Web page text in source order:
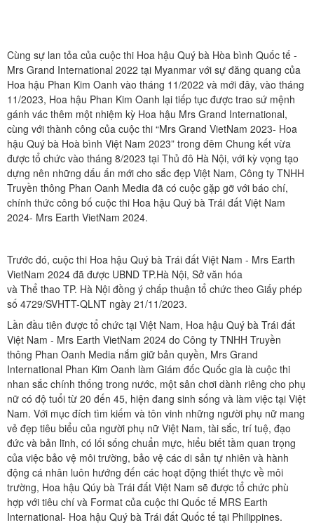
Cùng sự lan tỏa của cuộc thi Hoa hậu Quý bà Hòa bình Quốc tế -
Mrs Grand International 2022 tại Myanmar với sự đăng quang của
Hoa hậu Phan Kim Oanh vào tháng 11/2022 và mới đây, vào tháng
11/2023, Hoa hậu Phan Kim Oanh lại tiếp tục được trao sứ mệnh
gánh vác thêm một nhiệm kỳ Hoa hậu Mrs Grand International,
cùng với thành công của cuộc thi “Mrs Grand VietNam 2023- Hoa
hậu Quý bà Hoà bình Việt Nam 2023” trong đêm Chung kết vừa
được tổ chức vào tháng 8/2023 tại Thủ đô Hà Nội, với kỳ vọng tạo
dựng nên những dấu ấn mới cho sắc đẹp Việt Nam, Công ty TNHH
Truyền thông Phan Oanh Media đã có cuộc gặp gỡ với báo chí,
chính thức công bố cuộc thi Hoa hậu Quý bà Trái đất Việt Nam
2024- Mrs Earth VietNam 2024.
Trước đó, cuộc thi Hoa hậu Quý bà Trái đất Việt Nam - Mrs Earth
VietNam 2024 đã được UBND TP.Hà Nội, Sở văn hóa
và Thể thao TP. Hà Nội đồng ý chấp thuận tổ chức theo Giấy phép
số 4729/SVHTT-QLNT ngày 21/11/2023.
Lần đầu tiên được tổ chức tại Việt Nam, Hoa hậu Quý bà Trái đất
Việt Nam - Mrs Earth VietNam 2024 do Công ty TNHH Truyền
thông Phan Oanh Media nắm giữ bản quyền, Mrs Grand
International Phan Kim Oanh làm Giám đốc Quốc gia là cuộc thi
nhan sắc chính thống trong nước, một sân chơi dành riêng cho phụ
nữ có độ tuổi từ 20 đến 45, hiện đang sinh sống và làm việc tại Việt
Nam. Với mục đích tìm kiếm và tôn vinh những người phụ nữ mang
vẻ đẹp tiêu biểu của người phụ nữ Việt Nam, tài sắc, trí tuệ, đạo
đức và bản lĩnh, có lối sống chuẩn mực, hiểu biết tầm quan trọng
của việc bảo vệ môi trường, bảo vệ các di sản tự nhiên và hành
động cá nhân luôn hướng đến các hoạt động thiết thực về môi
trường, Hoa hậu Qúy bà Trái đất Việt Nam sẽ được tổ chức phù
hợp với tiêu chí và Format của cuộc thi Quốc tế MRS Earth
International- Hoa hậu Quý bà Trái đất Quốc tế tại Philippines.